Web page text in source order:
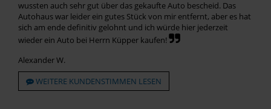
wussten auch sehr gut über das gekaufte Auto bescheid. Das
Autohaus war leider ein gutes Stück von mir entfernt, aber es hat
sich am ende definitiv gelohnt und ich würde hier jederzeit
wieder ein Auto bei Herrn Küpper kaufen!
Alexander W.
WEITERE KUNDENSTIMMEN LESEN